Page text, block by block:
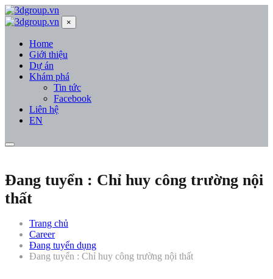
×
Home
Giới thiệu
Dự án
Khám phá
Tin tức
Facebook
Liên hệ
EN
Đang tuyển : Chỉ huy công trường nội
thất
Trang chủ
Career
Đang tuyển dụng
Đang tuyển : Chỉ huy công trường nội thất